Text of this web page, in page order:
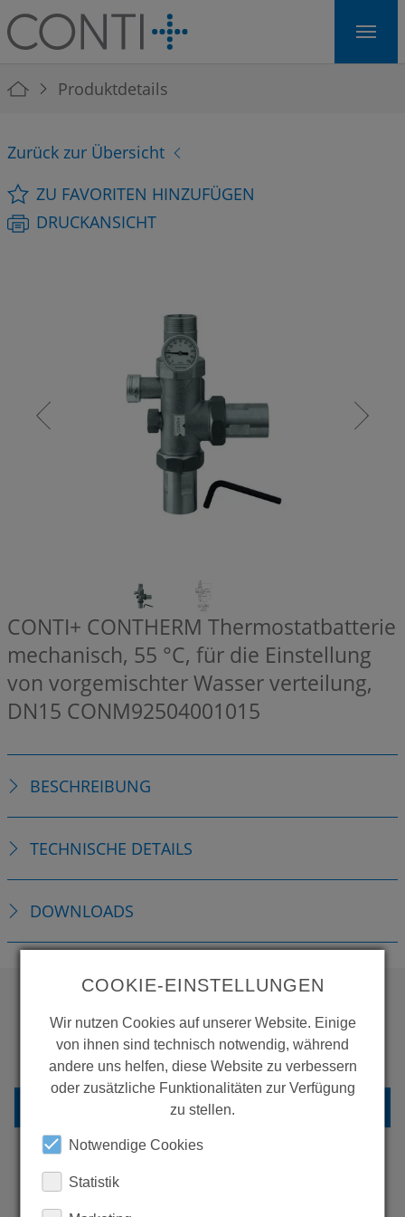
Skip to main navigation
Skip to main content
Skip to page footer
You are here:
Produktdetails
Zurück zur Übersicht
ZU FAVORITEN HINZUFÜGEN
DRUCKANSICHT
CONTI+ CONTHERM Thermostatbatterie
mechanisch, 55 °C, für die Einstellung
von vorgemischter Wasser verteilung,
DN15 CONM92504001015
BESCHREIBUNG
TECHNISCHE DETAILS
DOWNLOADS
WOLLEN SIE MEHR
PRODUKTE SEHEN?
ZURÜCK ZUR ÜBERSICHT
COOKIE-EINSTELLUNGEN
Wir nutzen Cookies auf unserer Website. Einige
von ihnen sind technisch notwendig, während
andere uns helfen, diese Website zu verbessern
oder zusätzliche Funktionalitäten zur Verfügung
zu stellen.
Notwendige Cookies
Statistik